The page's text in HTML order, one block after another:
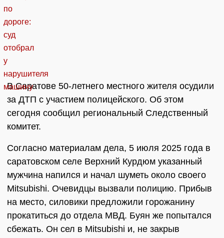
В Саратове 50-летнего местного жителя осудили
за ДТП с участием полицейского. Об этом
сегодня сообщил региональный Следственный
комитет.
Согласно материалам дела, 5 июля 2025 года в
саратовском селе Верхний Курдюм указанный
мужчина напился и начал шуметь около своего
Mitsubishi. Очевидцы вызвали полицию. Прибыв
на место, силовики предложили горожанину
прокатиться до отдела МВД. Буян же попытался
сбежать. Он сел в Mitsubishi и, не закрыв